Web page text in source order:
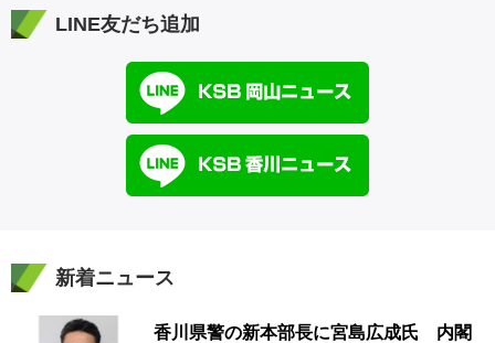
LINE友だち追加
新着ニュース
香川県警の新本部長に宮島広成氏 内閣